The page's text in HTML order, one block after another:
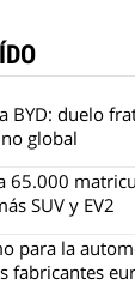
BYD: duelo
global
65.000
SUV y EV2
para la
fabricantes